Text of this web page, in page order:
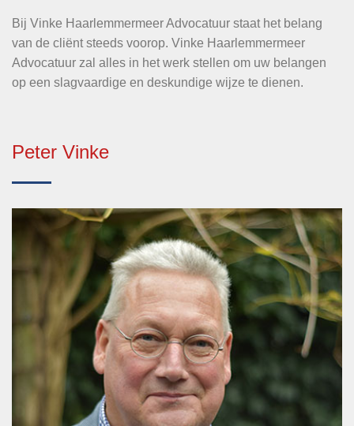
Bij Vinke Haarlemmermeer Advocatuur staat het belang
van de cliënt steeds voorop. Vinke Haarlemmermeer
Advocatuur zal alles in het werk stellen om uw belangen
op een slagvaardige en deskundige wijze te dienen.
Peter Vinke